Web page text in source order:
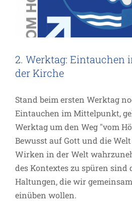
2. Werktag: Eintauchen
der Kirche
Stand beim ersten Werktag
Eintauchen im Mittelpunkt,
Werktag um den Weg "vom
Bewusst auf Gott und die
Wirken in der Welt
des Kontextes zu spüren sind
Haltungen, die wir
einüben wollen.
Rückblick auf den